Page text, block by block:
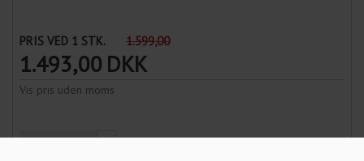
PRIS VED 1 STK. 1.599,00
1.493,00 DKK
Vis pris uden moms